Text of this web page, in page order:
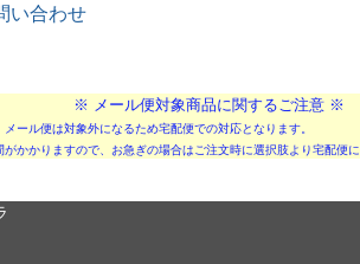
い合わせ
※ メール便対象商品に関するご注意 ※
メール便は対象外になるため宅配便での対応となります。
がかかりますので、お急ぎの場合はご注文時に選択肢より宅配便